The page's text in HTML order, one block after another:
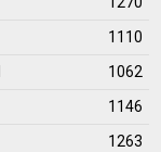
1110
1062
1146
1263